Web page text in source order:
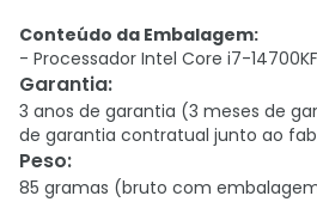
Conteúdo da Embalagem:
- Processador Intel Core i7-14700KF
Garantia:
3 anos de garantia (3 meses de
de garantia contratual junto ao
Peso:
85 gramas (bruto com